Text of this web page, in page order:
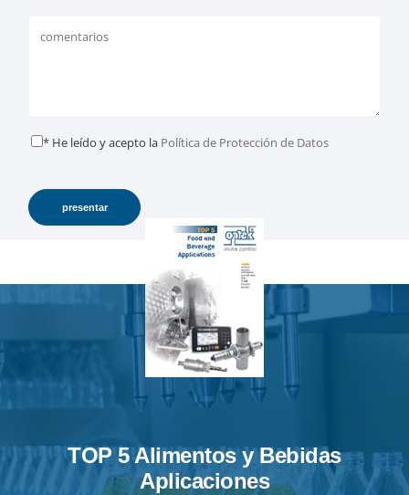
* He leído y acepto la Política de Protección de Datos
TOP 5 Alimentos y Bebidas
Aplicaciones